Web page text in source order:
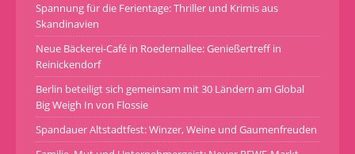
Spannung für die Ferientage: Thriller und Krimis aus
Skandinavien
Neue Bäckerei-Café in Roedernallee: Genießertreff in
Reinickendorf
Berlin beteiligt sich gemeinsam mit 30 Ländern am Global
Big Weigh In von Flossie
Spandauer Altstadtfest: Winzer, Weine und Gaumenfreuden